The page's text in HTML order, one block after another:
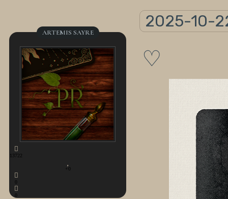
2025-10-
ARTEMIS SAYRE
13722
+0
♡